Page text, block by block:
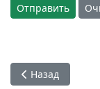
Отправить
Предыдущий:
Назад